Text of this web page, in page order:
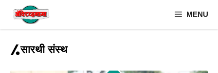
MENU
सारथी संस्थ